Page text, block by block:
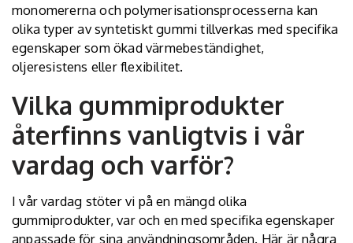
monomererna och polymerisationsprocesserna kan
olika typer av syntetiskt gummi tillverkas med specifika
egenskaper som ökad värmebeständighet,
oljeresistens eller flexibilitet.
Vilka gummiprodukter
återfinns vanligtvis i vår
vardag och varför?
I vår vardag stöter vi på en mängd olika
gummiprodukter, var och en med specifika egenskaper
anpassade för sina användningsområden. Här är några